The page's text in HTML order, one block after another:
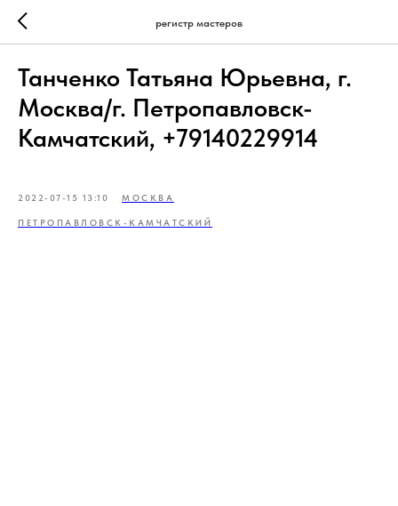
регистр мастеров
Танченко Татьяна Юрьевна, г.
Москва/г. Петропавловск-
Камчатский, +79140229914
2022-07-15 13:10 МОСКВА
ПЕТРОПАВЛОВСК-КАМЧАТСКИЙ